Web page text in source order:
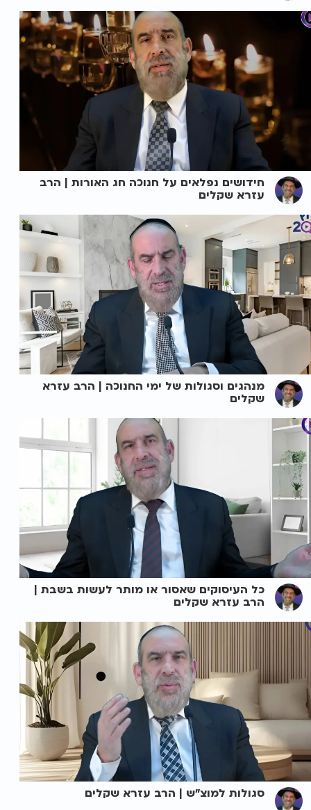
חידושים נפלאים על חנוכה חג האורות | הרב
עזרא שקלים
מנהגים וסגולות של ימי החנוכה | הרב עזרא
שקלים
כל העיסוקים שאסור או מותר לעשות בשבת |
הרב עזרא שקלים
סגולות למוצ"ש | הרב עזרא שקלים